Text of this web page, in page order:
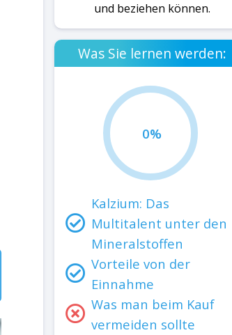
und beziehen können.
Was Sie lernen werden:
0%
Kalzium: Das
Multitalent unter den
Mineralstoffen
Vorteile von der
Einnahme
Was man beim Kauf
vermeiden sollte